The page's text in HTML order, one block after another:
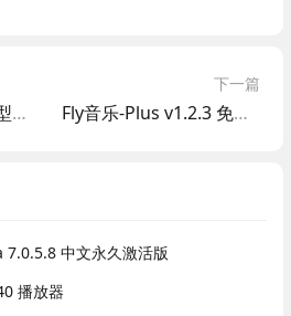
MyACG v1.5.1.2 聚合型app
下一篇
Fly音乐-Plus v1.2.3 免费音乐app 支持无损下载|MV
中文永久激活版
播放器